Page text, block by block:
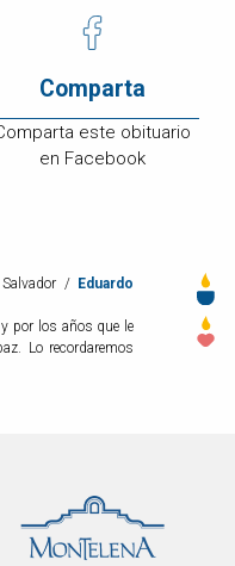
Comparta
este obituario
en Facebook
/ Eduardo
por los años que le
Lo recordaremos